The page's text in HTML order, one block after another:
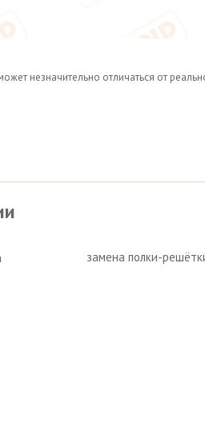
незначительно отличаться от
замена полки-